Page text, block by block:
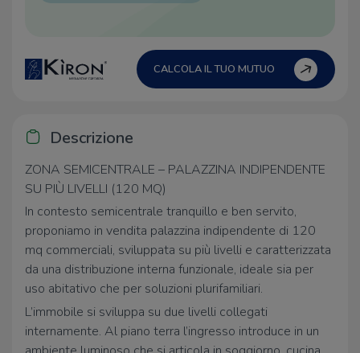
CALCOLA IL TUO MUTUO
Descrizione
ZONA SEMICENTRALE – PALAZZINA INDIPENDENTE
SU PIÙ LIVELLI (120 MQ)
In contesto semicentrale tranquillo e ben servito,
proponiamo in vendita palazzina indipendente di 120
mq commerciali, sviluppata su più livelli e caratterizzata
da una distribuzione interna funzionale, ideale sia per
uso abitativo che per soluzioni plurifamiliari.
L’immobile si sviluppa su due livelli collegati
internamente. Al piano terra l’ingresso introduce in un